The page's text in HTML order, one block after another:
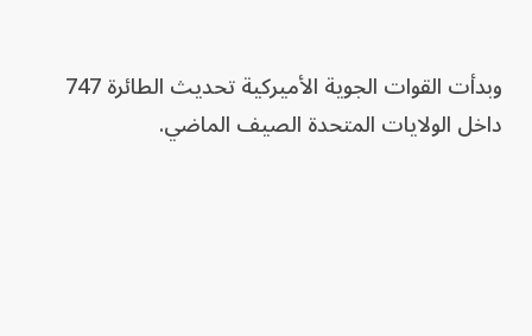
وبدأت القوات الجوية الأميركية تحديث الطائرة 747
داخل الولايات المتحدة الصيف الماضي.